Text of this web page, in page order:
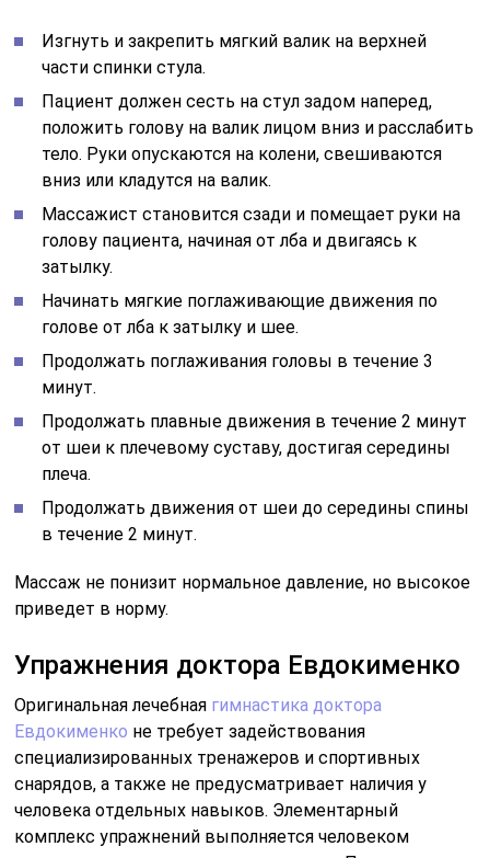
Изгнуть и закрепить мягкий валик на верхней
части спинки стула.
Пациент должен сесть на стул задом наперед,
положить голову на валик лицом вниз и расслабить
тело. Руки опускаются на колени, свешиваются
вниз или кладутся на валик.
Массажист становится сзади и помещает руки на
голову пациента, начиная от лба и двигаясь к
затылку.
Начинать мягкие поглаживающие движения по
голове от лба к затылку и шее.
Продолжать поглаживания головы в течение 3
минут.
Продолжать плавные движения в течение 2 минут
от шеи к плечевому суставу, достигая середины
плеча.
Продолжать движения от шеи до середины спины
в течение 2 минут.
Массаж не понизит нормальное давление, но высокое
приведет в норму.
Упражнения доктора Евдокименко
Оригинальная лечебная гимнастика доктора
Евдокименко не требует задействования
специализированных тренажеров и спортивных
снарядов, а также не предусматривает наличия у
человека отдельных навыков. Элементарный
комплекс упражнений выполняется человеком